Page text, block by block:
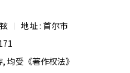
地址 : 首尔市
均受《著作权法》